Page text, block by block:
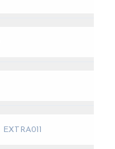
EXTRA011